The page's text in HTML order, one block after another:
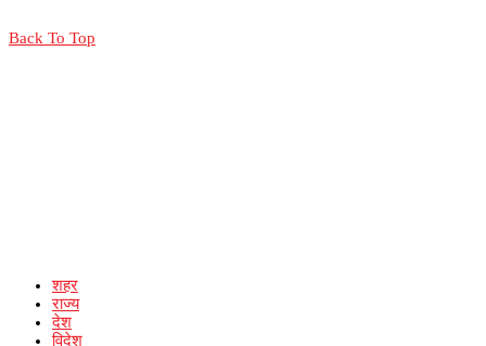
Back To Top
शहर
राज्य
देश
विदेश